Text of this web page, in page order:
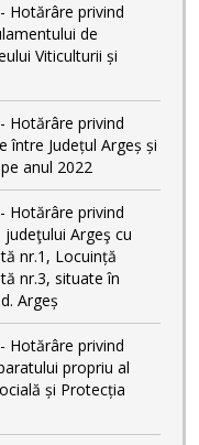
Hotărâre privind
de
Viticulturii și
Hotărâre privind
între Județul Argeș și
anul 2022
Hotărâre privind
Argeş cu
nr.1, Locuință
nr.3, situate în
Argeș
Hotărâre privind
propriu al
și Protecția